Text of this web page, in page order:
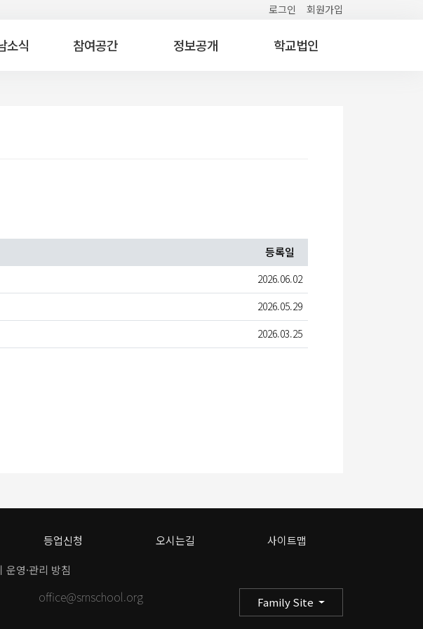
로그인 회원가입
소식 참여공간 정보공개 학교법인
등록일
2026.06.02
2026.05.29
2026.03.25
등업신청 오시는길
사이트맵
운영·관리 방침
office@srnschool.org Family Site